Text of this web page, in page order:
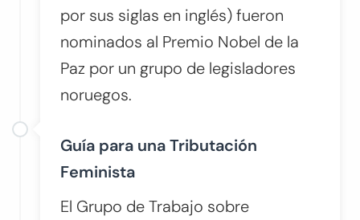
por sus siglas en inglés) fueron
nominados al Premio Nobel de la
Paz por un grupo de legisladores
noruegos.
Guía para una Tributación
Feminista
El Grupo de Trabajo sobre